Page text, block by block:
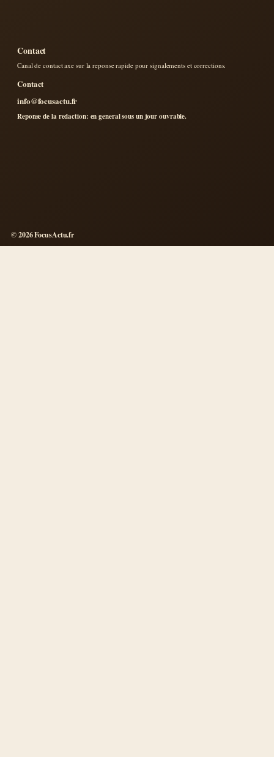
Contact
Canal de contact axe sur la reponse rapide pour signalements et corrections.
Contact
info@focusactu.fr
Reponse de la redaction: en general sous un jour ouvrable.
© 2026 FocusActu.fr